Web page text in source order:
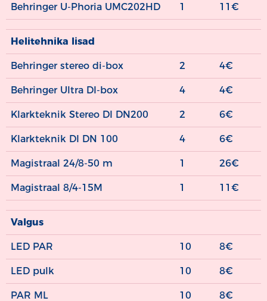
Behringer U-Phoria UMC202HD 1 11€
Helitehnika lisad
Behringer stereo di-box 2 4€
Behringer Ultra DI-box 4 4€
Klarkteknik Stereo DI DN200 2 6€
Klarkteknik DI DN 100 4 6€
Magistraal 24/8-50 m 1 26€
Magistraal 8/4-15M 1 11€
Valgus
LED PAR 10 8€
LED pulk 10 8€
PAR ML 10 8€